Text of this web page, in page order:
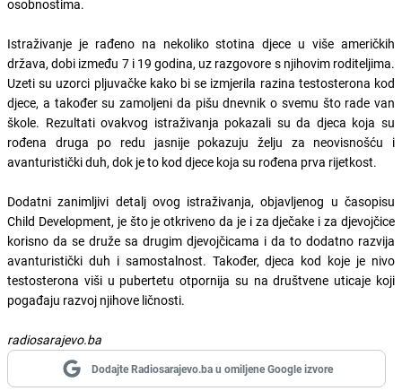
osobnostima.
Istraživanje je rađeno na nekoliko stotina djece u više američkih
država, dobi između 7 i 19 godina, uz razgovore s njihovim roditeljima.
Uzeti su uzorci pljuvačke kako bi se izmjerila razina testosterona kod
djece, a također su zamoljeni da pišu dnevnik o svemu što rade van
škole. Rezultati ovakvog istraživanja pokazali su da djeca koja su
rođena druga po redu jasnije pokazuju želju za neovisnošću i
avanturistički duh, dok je to kod djece koja su rođena prva rijetkost.
Dodatni zanimljivi detalj ovog istraživanja, objavljenog u časopisu
Child Development, je što je otkriveno da je i za dječake i za djevojčice
korisno da se druže sa drugim djevojčicama i da to dodatno razvija
avanturistički duh i samostalnost. Također, djeca kod koje je nivo
testosterona viši u pubertetu otpornija su na društvene uticaje koji
pogađaju razvoj njihove ličnosti.
radiosarajevo.ba
Dodajte Radiosarajevo.ba u omiljene Google izvore